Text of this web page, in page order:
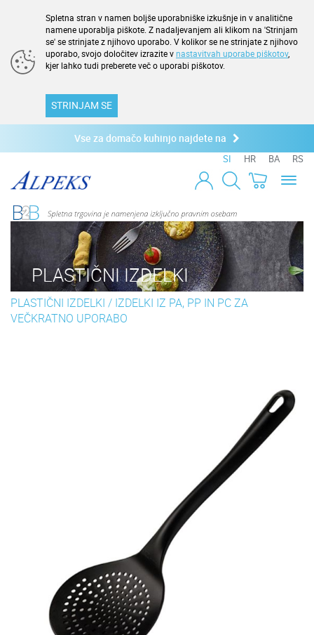
Spletna stran v namen boljše uporabniške izkušnje in v analitične
namene uporablja piškote. Z nadaljevanjem ali klikom na 'Strinjam
se' se strinjate z njihovo uporabo. V kolikor se ne strinjate z njihovo
uporabo, svojo določitev izrazite vnastavitvah uporabe piškotov,
kjer lahko tudi preberete več o uporabi piškotov.
STRINJAM SE
Vse za domačo kuhinjo najdete na
SI HR BA
RS
Toggle
PLASTIČNI IZDELKI
PLASTIČNI IZDELKI / IZDELKI IZ PA, PP IN PC ZA
VEČKRATNO UPORABO